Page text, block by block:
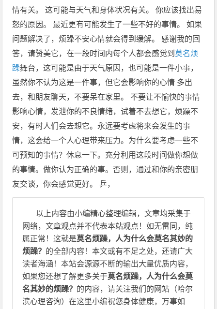
情有关。 这可能与天气和身体状况有关。 你应该找出易
怒的原因。 最近更有可能发生了一些不好的事情。 如果
问题解决了，烦躁不安心情就会得到缓解。 感谢我的回
答，请赞美它，在一段时间内每个人都会感觉到 莫名烦
躁舞台，这可能是由于天气原因，也可能是一件小事，
虽然你不认为这是一件事，但它会影响你的心情 多出
去，和朋友聊天，不要呆在家里。 不要让不愉快的事情
影响心情，发泄你的不良情绪，试着不去想它，烦躁不
安，有时人们会去想它。永远要考虑将来会发生的事
情，这会给一个人心理带来压力。为什么要考虑一些不
可预知的事情？休息一下。充分利用这段时间做你想做
的事情。做你认为正确的事。否则，通过和你的亲密朋
友交谈，你会感觉更好。 乒，
以上内容由小编精心整理编辑，文章均采集于
网络，文章观点并不代表本站观点！如无雷同，纯
属正常！这就是莫名烦躁，人为什么会莫名其妙的
烦躁？ 的全部内容！本文或有不足之处，还请广大
读者海涵！本站会源源不断的输出大量优质内容，
如果您还想了解更多关于莫名烦躁，人为什么会莫
名其妙的烦躁？ 的内容，请关注我们的网站（哈尔
滨心理咨询）在这里小编祝您身体健康，万事如